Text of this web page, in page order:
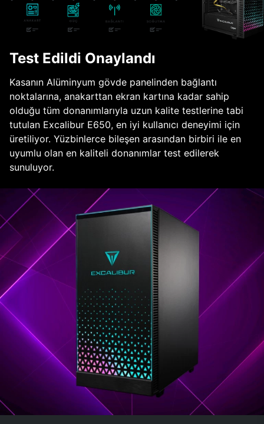
Test Edildi Onaylandı
Kasanın Alüminyum gövde panelinden bağlantı
noktalarına, anakarttan ekran kartına kadar sahip
olduğu tüm donanımlarıyla uzun kalite testlerine tabi
tutulan Excalibur E650, en iyi kullanıcı deneyimi için
üretiliyor. Yüzbinlerce bileşen arasından birbiri ile en
uyumlu olan en kaliteli donanımlar test edilerek
sunuluyor.